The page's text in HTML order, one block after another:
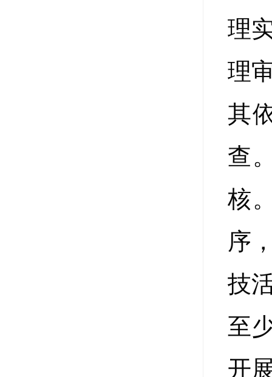
理
理
其
查
核
序
技
至
开